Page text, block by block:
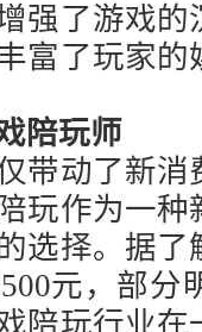
强了游戏
富了玩家
陪玩师
带动了新
玩作为一
选择。据
500元，部分
陪玩行业